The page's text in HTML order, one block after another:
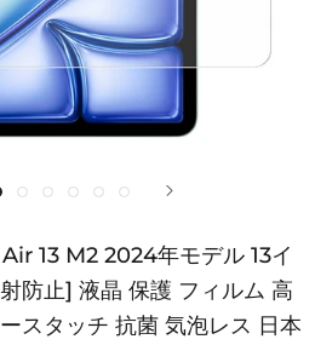
13 M2 2024年モデル 13イ
防止] 液晶 保護 フィルム 高
スタッチ 抗菌 気泡レス 日本